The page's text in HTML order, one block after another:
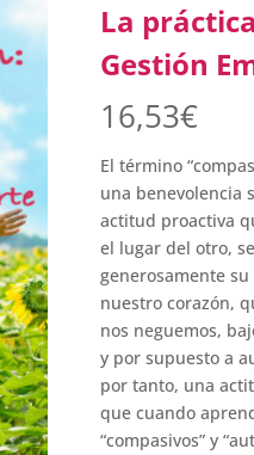
La
Gestión
16,53€
El término
una benevolencia
actitud proactiva
el lugar del otro,
generosamente
nuestro corazón,
nos neguemos,
y por supuesto a
por tanto, una
que cuando
“compasivos” y